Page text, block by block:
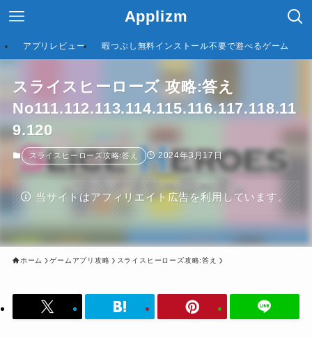
Applizm
アプリレビュー 暇つぶし無料インストール不要で遊べるゲーム
スライスヒーローズ 攻略:答え
No111.112.113.114.115.116.117.118.11
9.120
スライスヒーローズ攻略:答え 2024年3月17日
当サイトはアフィリエイト広告を利用しています。
ホーム ゲームアプリ攻略 スライスヒーローズ攻略:答え